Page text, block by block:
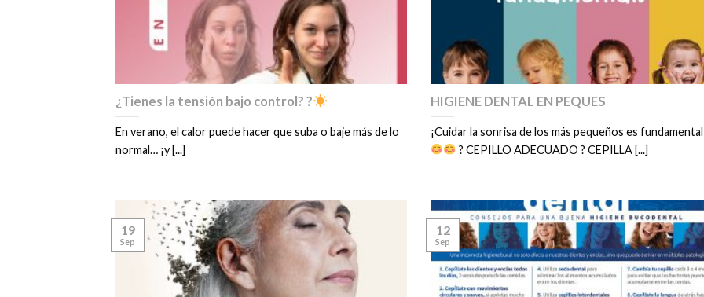
¿Tienes la tensión bajo control? ?
En verano, el calor puede hacer que suba o baje más de lo
normal… ¡y [...]
HIGIENE DENTAL EN PEQUES
¡Cuidar la sonrisa de los más pequeños es
? CEPILLO ADECUADO ? CEPILLA [...]
19
Sep
12
Sep